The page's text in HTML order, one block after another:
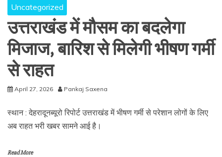
Uncategorized
उत्तराखंड में मौसम का बदलेगा
मिजाज, बारिश से मिलेगी भीषण गर्मी
से राहत
April 27, 2026 Pankaj Saxena
स्थान : देहरादूनब्यूरो रिपोर्ट उत्तराखंड में भीषण गर्मी से परेशान लोगों के लिए
अब राहत भरी खबर सामने आई है।
Read More